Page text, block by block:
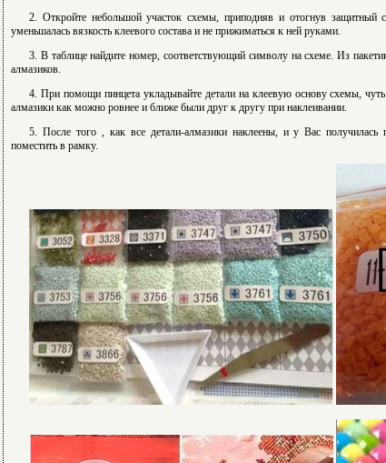
2. Откройте небольшой участок схемы, приподняв и отогнув
уменьшалась вязкость клеевого состава и не прижиматься к ней руками.
3. В таблице найдите номер, соответствующий символу на схеме. Из
алмазиков.
4. При помощи пинцета укладывайте детали на клеевую основу схемы,
алмазики как можно ровнее и ближе были друг к другу при наклеивании.
5. После того , как все детали-алмазики наклеены, и у Вас получилась
поместить в рамку.